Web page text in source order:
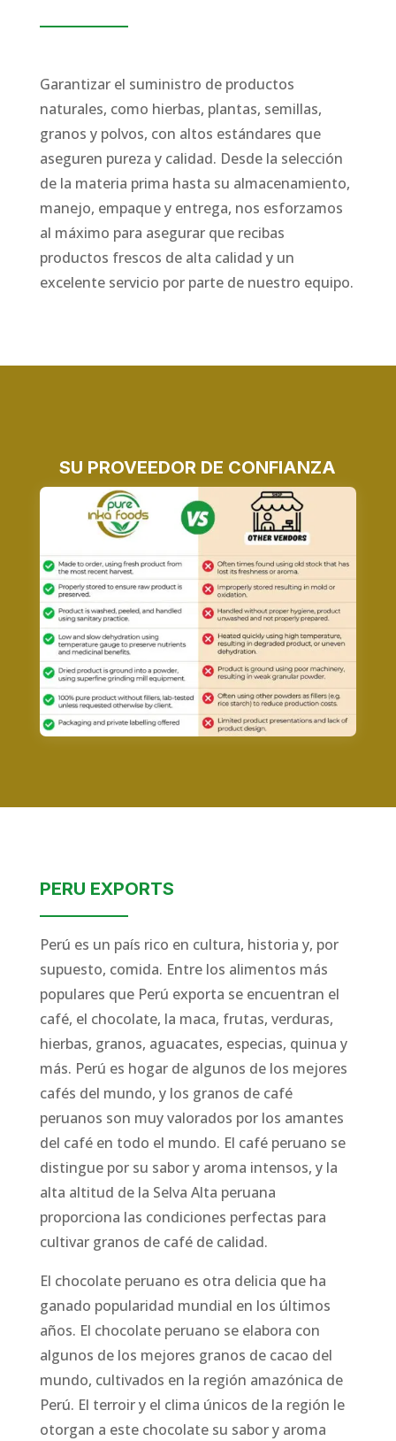
Garantizar el suministro de productos
naturales, como hierbas, plantas, semillas,
granos y polvos, con altos estándares que
aseguren pureza y calidad. Desde la selección
de la materia prima hasta su almacenamiento,
manejo, empaque y entrega, nos esforzamos
al máximo para asegurar que recibas
productos frescos de alta calidad y un
excelente servicio por parte de nuestro equipo.
SU PROVEEDOR DE CONFIANZA
PERU EXPORTS
Perú es un país rico en cultura, historia y, por
supuesto, comida. Entre los alimentos más
populares que Perú exporta se encuentran el
café, el chocolate, la maca, frutas, verduras,
hierbas, granos, aguacates, especias, quinua y
más. Perú es hogar de algunos de los mejores
cafés del mundo, y los granos de café
peruanos son muy valorados por los amantes
del café en todo el mundo. El café peruano se
distingue por su sabor y aroma intensos, y la
alta altitud de la Selva Alta peruana
proporciona las condiciones perfectas para
cultivar granos de café de calidad.
El chocolate peruano es otra delicia que ha
ganado popularidad mundial en los últimos
años. El chocolate peruano se elabora con
algunos de los mejores granos de cacao del
mundo, cultivados en la región amazónica de
Perú. El terroir y el clima únicos de la región le
otorgan a este chocolate su sabor y aroma